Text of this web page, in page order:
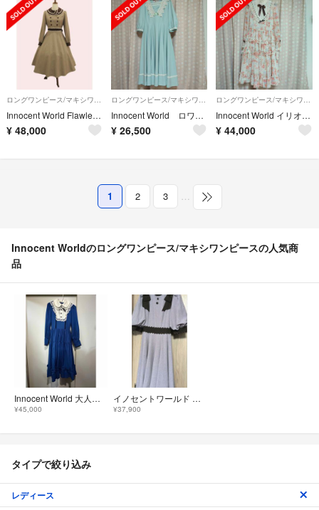
ロングワンピース/マキシワンピース
Innocent World Flawless Lady ワンピース モカ
¥ 48,000
ロングワンピース/マキシワンピース
Innocent World ロワールワンピース ミント
¥ 26,500
ロングワンピース/マキシワンピース
Innocent World イリオスローズドレス オレンジ
¥ 44,000
1 2 3 …
Innocent Worldのロングワンピース/マキシワンピースの人気商
品
Innocent World 大人になったアリスワンピース
¥45,000
イノセントワールド ワンピース
¥37,900
タイプで絞り込み
レディース